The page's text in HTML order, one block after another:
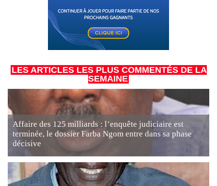
LES ARTICLES LES PLUS COMMENTÉS DE LA
SEMAINE
Affaire des 125 milliards : l’enquête judiciaire est
terminée, le dossier Farba Ngom entre dans sa phase
décisive